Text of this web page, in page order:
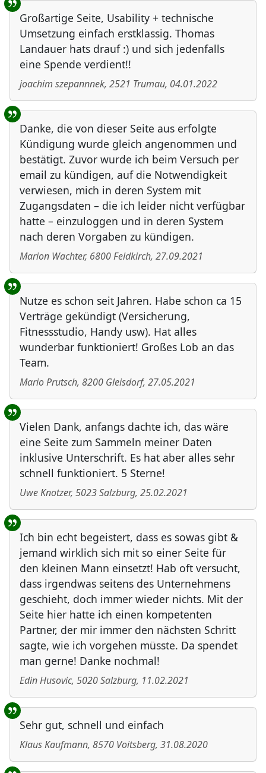
Großartige Seite, Usability + technische
Umsetzung einfach erstklassig. Thomas
Landauer hats drauf :) und sich jedenfalls
eine Spende verdient!!
joachim szepannnek, 2521 Trumau, 04.01.2022
Danke, die von dieser Seite aus erfolgte
Kündigung wurde gleich angenommen und
bestätigt. Zuvor wurde ich beim Versuch per
email zu kündigen, auf die Notwendigkeit
verwiesen, mich in deren System mit
Zugangsdaten – die ich leider nicht verfügbar
hatte – einzuloggen und in deren System
nach deren Vorgaben zu kündigen.
Marion Wachter, 6800Feldkirch, 27.09.2021
Nutze es schon seit Jahren. Habe schon ca 15
Verträge gekündigt (Versicherung,
Fitnessstudio, Handy usw). Hat alles
wunderbar funktioniert! Großes Lob an das
Team.
Mario Prutsch, 8200 Gleisdorf, 27.05.2021
Vielen Dank, anfangs dachte ich, das wäre
eine Seite zum Sammeln meiner Daten
inklusive Unterschrift. Es hat aber alles sehr
schnell funktioniert. 5 Sterne!
Uwe Knotzer, 5023Salzburg, 25.02.2021
Ich bin echt begeistert, dass es sowas gibt &
jemand wirklich sich mit so einer Seite für
den kleinen Mann einsetzt! Hab oft versucht,
dass irgendwas seitens des Unternehmens
geschieht, doch immer wieder nichts. Mit der
Seite hier hatte ich einen kompetenten
Partner, der mir immer den nächsten Schritt
sagte, wie ich vorgehen müsste. Da spendet
man gerne! Danke nochmal!
Edin Husovic, 5020Salzburg, 11.02.2021
Sehr gut, schnell und einfach
Klaus Kaufmann, 8570 Voitsberg, 31.08.2020